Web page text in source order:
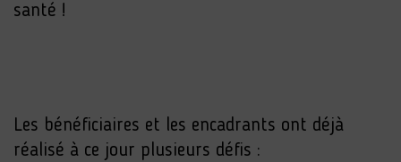
santé !
Les bénéficiaires et les encadrants ont déjà
réalisé à ce jour plusieurs défis :